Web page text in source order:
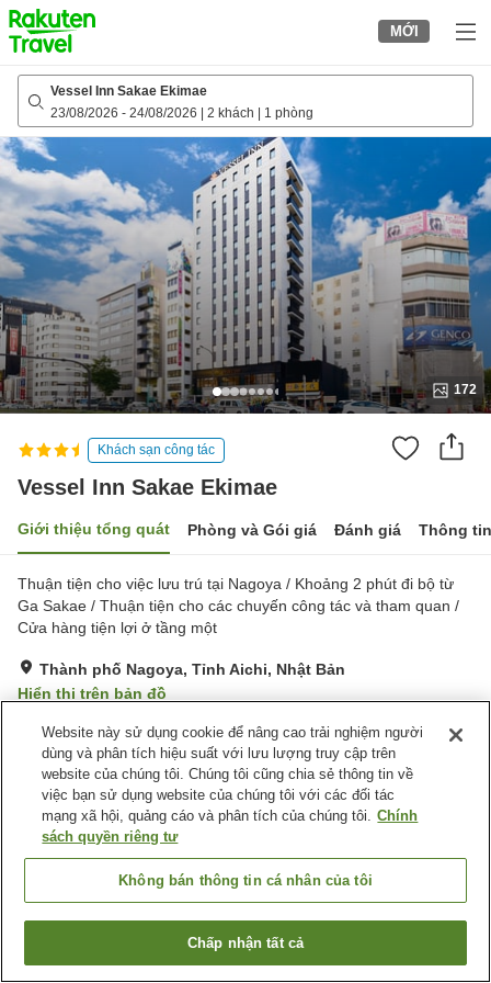
to
top
page
MỚI
Vessel Inn Sakae Ekimae
23/08/2026 - 24/08/2026 2 khách 1 phòng
172
Khách sạn công tác
Vessel Inn Sakae Ekimae
Giới thiệu tổng quát Phòng và Gói giá Đánh giá Thông
Thuận tiện cho việc lưu trú tại Nagoya / Khoảng 2 phút đi bộ từ
Ga Sakae / Thuận tiện cho các chuyến công tác và tham quan /
Cửa hàng tiện lợi ở tầng một
Thành phố Nagoya, Tỉnh Aichi, Nhật Bản
Hiển thị trên bản đồ
Tuyệt vời Đánh giá:846lượt
Tiện nghi chỗ nghỉ
Wi-Fi
Bãi đỗ xe
Cách nhà ga 5 phút đi bộ
Trang chủ Nhật Bản Tỉnh Aichi
Thành phố Nagoya
Vessel Inn Sakae Ekimae
Tìm phòng trống
Website này sử dụng cookie để nâng cao trải nghiệm người
dùng và phân tích hiệu suất với lưu lượng truy cập trên
website của chúng tôi. Chúng tôi cũng chia sẻ thông tin về
việc bạn sử dụng website của chúng tôi với các đối tác
mạng xã hội, quảng cáo và phân tích của chúng tôi. Chính
sách quyền riêng tư
Không bán thông tin cá nhân của tôi
Chấp nhận tất cả